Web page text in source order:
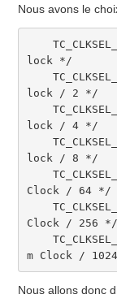
Nous avons le
lock */
lock / 2 */
lock / 4 */
lock / 8 */
Clock / 64 */
Clock / 256 */
m Clock /
Nous allons donc